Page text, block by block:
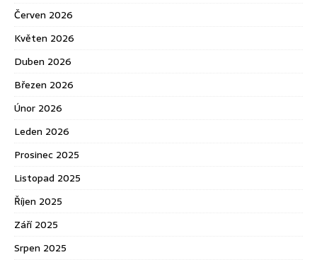
Červen 2026
Květen 2026
Duben 2026
Březen 2026
Únor 2026
Leden 2026
Prosinec 2025
Listopad 2025
Říjen 2025
Září 2025
Srpen 2025